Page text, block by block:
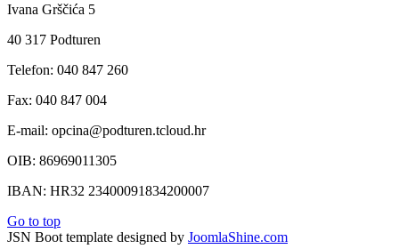
Ivana Grščića 5
40 317 Podturen
Telefon: 040 847 260
Fax: 040 847 004
E-mail: opcina@podturen.tcloud.hr
OIB: 86969011305
IBAN: HR32 23400091834200007
Go to top
JSN Boot template designed by JoomlaShine.com